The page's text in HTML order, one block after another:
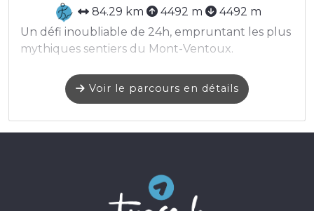
84.29 km 4492 m
4492 m
Un défi inoubliable de 24h, empruntant les plus
mythiques sentiers du Mont-Ventoux.
Voir le parcours en détails